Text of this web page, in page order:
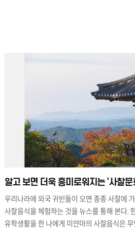
알고 보면 더욱 흥미로워지는 ‘사찰문
우리나라에 외국 귀빈들이 오면 종종 사찰에
사찰음식을 체험하는 것을 뉴스를 통해 본다.
유학생활을 한 나에게 미얀마의 사찰음식은